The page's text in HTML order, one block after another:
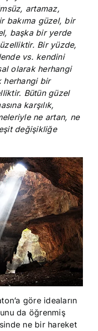
artamaz,
bakıma güzel, bir
başka bir yerde
Bir yüzde,
vs. kendini
olarak herhangi
herhangi bir
Bütün güzel
karşılık,
ne artan, ne
değişikliğe
göre ideaların
da öğrenmiş
ne bir hareket